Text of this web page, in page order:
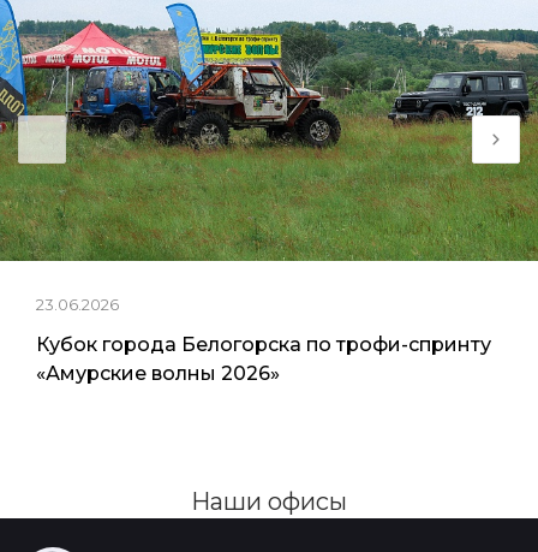
23.06.2026
Кубок города Белогорска по трофи-спринту
«Амурские волны 2026»
Наши офисы